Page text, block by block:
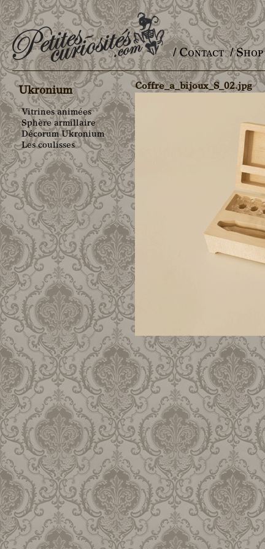
Main menu
/ Contact / Shop
Coffre_a_bijoux_S_02.jpg
Ukronium
Vitrines animées
Sphère armillaire
Décorum Ukronium
Les coulisses